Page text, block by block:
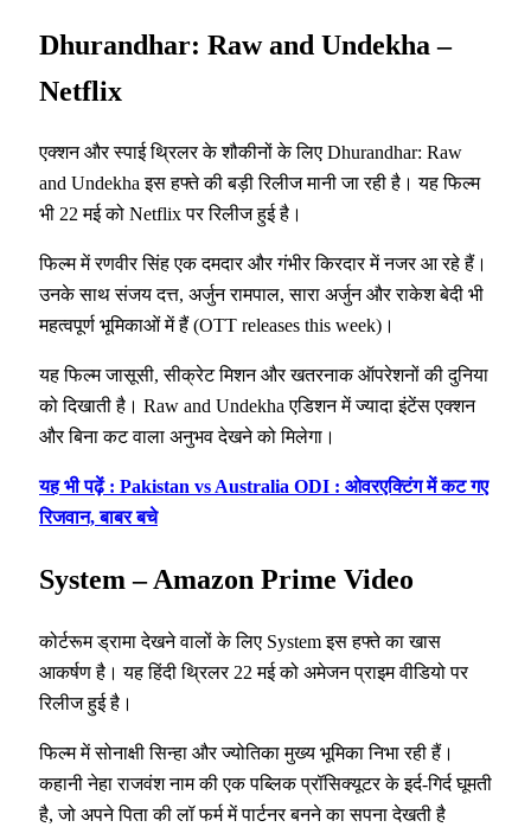
Dhurandhar: Raw and Undekha –
Netflix
एक्शन और स्पाई थ्रिलर के शौकीनों के लिए Dhurandhar: Raw
and Undekha इस हफ्ते की बड़ी रिलीज मानी जा रही है। यह फिल्म
भी 22 मई को Netflix पर रिलीज हुई है।
फिल्म में रणवीर सिंह एक दमदार और गंभीर किरदार में नजर आ रहे हैं।
उनके साथ संजय दत्त, अर्जुन रामपाल, सारा अर्जुन और राकेश बेदी भी
महत्वपूर्ण भूमिकाओं में हैं (OTT releases this week)।
यह फिल्म जासूसी, सीक्रेट मिशन और खतरनाक ऑपरेशनों की दुनिया
को दिखाती है। Raw and Undekha एडिशन में ज्यादा इंटेंस एक्शन
और बिना कट वाला अनुभव देखने को मिलेगा।
यह भी पढ़ें : Pakistan vs Australia ODI : ओवरएक्टिंग में कट गए
रिजवान, बाबर बचे
System – Amazon Prime Video
कोर्टरूम ड्रामा देखने वालों के लिए System इस हफ्ते का खास
आकर्षण है। यह हिंदी थ्रिलर 22 मई को अमेजन प्राइम वीडियो पर
रिलीज हुई है।
फिल्म में सोनाक्षी सिन्हा और ज्योतिका मुख्य भूमिका निभा रही हैं।
कहानी नेहा राजवंश नाम की एक पब्लिक प्रॉसिक्यूटर के इर्द-गिर्द घूमती
है, जो अपने पिता की लॉ फर्म में पार्टनर बनने का सपना देखती है